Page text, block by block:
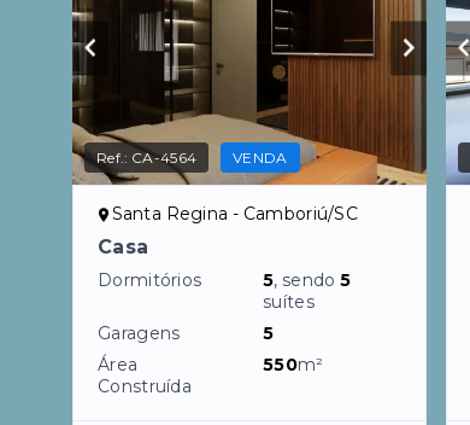
Ref.: CA-4564 VENDA
Santa Regina - Camboriú/SC
Casa
Dormitórios 5, sendo5
suítes
Garagens
5
Área
Construída
550m²